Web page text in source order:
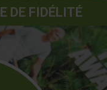
DE FIDÉLITÉ